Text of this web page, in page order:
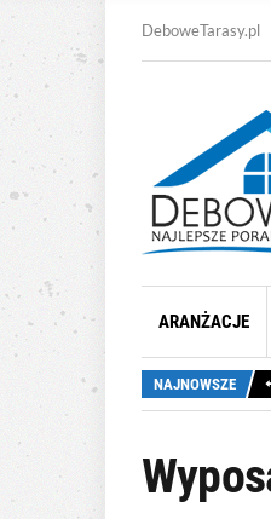
DeboweTarasy.pl
ARANŻACJE
NAJNOWSZE